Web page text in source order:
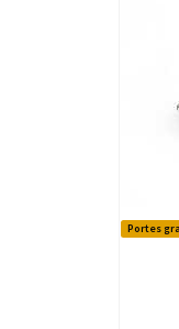
Portes